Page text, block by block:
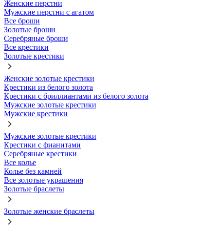
Женские перстни
Мужские перстни с агатом
Все броши
Золотые броши
Серебряные броши
Все крестики
Золотые крестики
Женские золотые крестики
Крестики из белого золота
Крестики с бриллиантами из белого золота
Мужские золотые крестики
Мужские крестики
Мужские золотые крестики
Крестики с фианитами
Серебряные крестики
Все колье
Колье без камней
Все золотые украшения
Золотые браслеты
Золотые женские браслеты